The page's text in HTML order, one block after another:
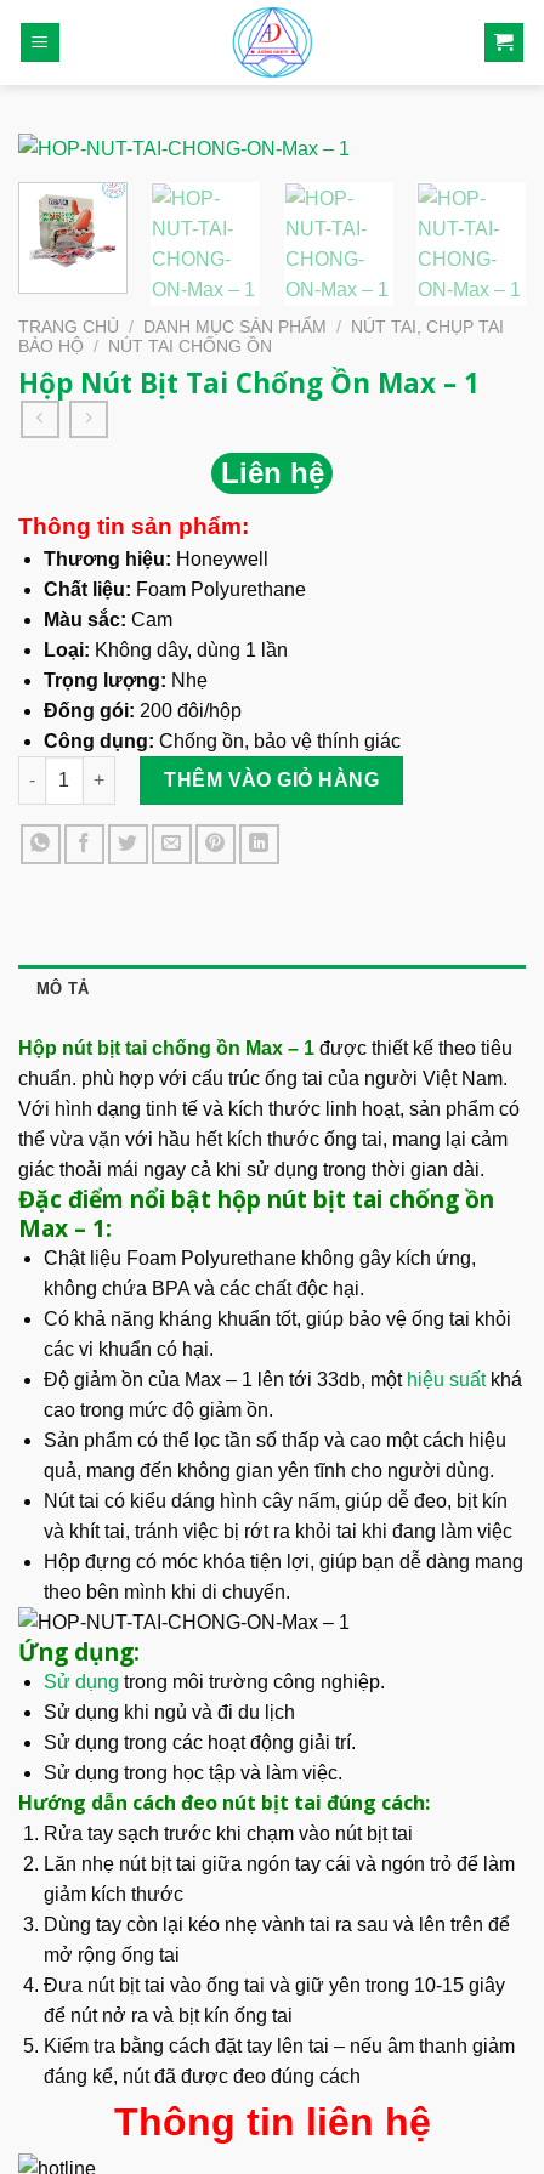
TRANG CHỦ / DANH MỤC SẢN PHẨM /
NÚT TAI, CHỤP TAI
BẢO HỘ
/ NÚT TAI CHỐNG ỒN
Hộp Nút Bịt Tai Chống Ồn Max – 1
Liên hệ
Thông tin sản phẩm:
Thương hiệu: Honeywell
Chất liệu: Foam Polyurethane
Màu sắc: Cam
Loại: Không dây, dùng 1 lần
Trọng lượng: Nhẹ
Đống gói: 200 đôi/hộp
Công dụng: Chống ồn, bảo vệ thính giác
Hộp Nút Bịt Tai Chống Ồn Max – 1 số lượng
THÊM VÀO GIỎ HÀNG
MÔ TẢ
Hộp nút bịt tai chống ồn Max – 1 được thiết kế theo tiêu
chuẩn. phù hợp với cấu trúc ống tai của người Việt Nam.
Với hình dạng tinh tế và kích thước linh hoạt, sản phẩm có
thể vừa vặn với hầu hết kích thước ống tai, mang lại cảm
giác thoải mái ngay cả khi sử dụng trong thời gian dài.
Đặc điểm nổi bật hộp nút bịt tai chống ồn
Max – 1:
Chật liệu Foam Polyurethane không gây kích ứng,
không chứa BPA và các chất độc hại.
Có khả năng kháng khuẩn tốt, giúp bảo vệ ống tai khỏi
các vi khuẩn có hại.
Độ giảm ồn của Max – 1 lên tới 33db, một hiệu suấtkhá
cao trong mức độ giảm ồn.
Sản phẩm có thể lọc tần số thấp và cao một cách hiệu
quả, mang đến không gian yên tĩnh cho người dùng.
Nút tai có kiểu dáng hình cây nấm, giúp dễ đeo, bịt kín
và khít tai, tránh việc bị rớt ra khỏi tai khi đang làm việc
Hộp đựng có móc khóa tiện lợi, giúp bạn dễ dàng mang
theo bên mình khi di chuyển.
Ứng dụng:
Sử dụng trong môi trường công nghiệp.
Sử dụng khi ngủ và đi du lịch
Sử dụng trong các hoạt động giải trí.
Sử dụng trong học tập và làm việc.
Hướng dẫn cách đeo nút bịt tai đúng cách:
Rửa tay sạch trước khi chạm vào nút bịt tai
Lăn nhẹ nút bịt tai giữa ngón tay cái và ngón trỏ để làm
giảm kích thước
Dùng tay còn lại kéo nhẹ vành tai ra sau và lên trên để
mở rộng ống tai
Đưa nút bịt tai vào ống tai và giữ yên trong 10-15 giây
để nút nở ra và bịt kín ống tai
Kiểm tra bằng cách đặt tay lên tai – nếu âm thanh giảm
đáng kể, nút đã được đeo đúng cách
Thông tin liên hệ